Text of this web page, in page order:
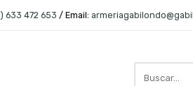
633 472 653 / Email:
here